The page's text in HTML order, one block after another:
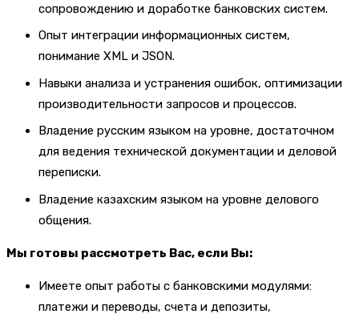
сопровождению и доработке банковских систем.
Опыт интеграции информационных систем,
понимание XML и JSON.
Навыки анализа и устранения ошибок, оптимизации
производительности запросов и процессов.
Владение русским языком на уровне, достаточном
для ведения технической документации и деловой
переписки.
Владение казахским языком на уровне делового
общения.
Мы готовы рассмотреть Вас, если Вы:
Имеете опыт работы с банковскими модулями:
платежи и переводы, счета и депозиты,